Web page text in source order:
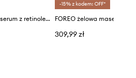
FOREO ujędrniające serum z retinolem pod oczy na noc IRIS™ Firming PM Eye Serum,15 ml
-15% z kodem: OFF*
309,99 zł